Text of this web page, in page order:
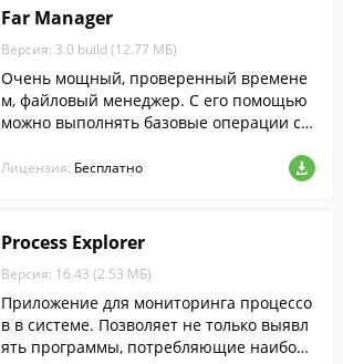
Far Manager
Версия: 3.0 build (12.77 МБ)
Очень мощный, проверенный времене
м, файловый менеджер. С его помощью
можно выполнять базовые операции с
имися на удаленном FTP-сервере, и мно
Лицензия: Бесплатно
Process Explorer
Версия: 16.43 (2.53 МБ)
Приложение для мониторинга процессо
в в системе. Позволяет не только выявл
ять программы, потребляющие наиболь